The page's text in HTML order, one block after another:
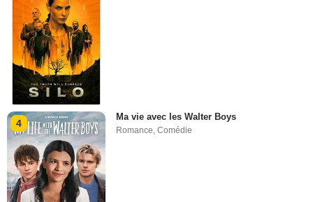
4
Ma vie avec les Walter Boys
Romance ,Comédie